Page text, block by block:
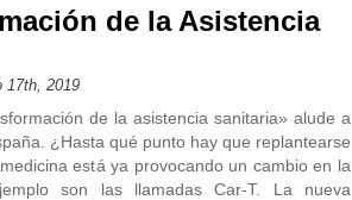
de la Asistencia
17th, 2019
de la asistencia sanitaria» alude a
¿Hasta qué punto hay que replantearse
está ya provocando un cambio en la
son las llamadas Car-T. La nueva